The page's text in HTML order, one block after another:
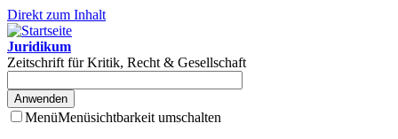
Direkt zum Inhalt
Juridikum
Zeitschrift für Kritik, Recht & Gesellschaft
MenüMenüsichtbarkeit umschalten